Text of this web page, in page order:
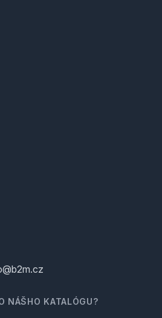
NÁŠHO KATALÓGU?